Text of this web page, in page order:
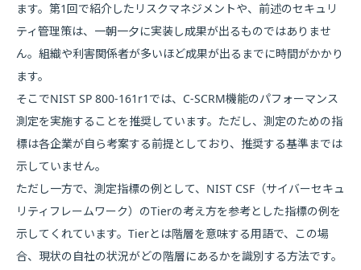
ます。第1回で紹介したリスクマネジメントや、前述のセキュリ
ティ管理策は、一朝一夕に実装し成果が出るものではありませ
ん。組織や利害関係者が多いほど成果が出るまでに時間がかかり
ます。
そこでNIST SP 800-161r1では、C-SCRM機能のパフォーマンス
測定を実施することを推奨しています。ただし、測定のための指
標は各企業が自ら考案する前提としており、推奨する基準までは
示していません。
ただし一方で、測定指標の例として、NIST CSF（サイバーセキュ
リティフレームワーク）のTierの考え方を参考とした指標の例を
示してくれています。Tierとは階層を意味する用語で、この場
合、現状の自社の状況がどの階層にあるかを識別する方法です。